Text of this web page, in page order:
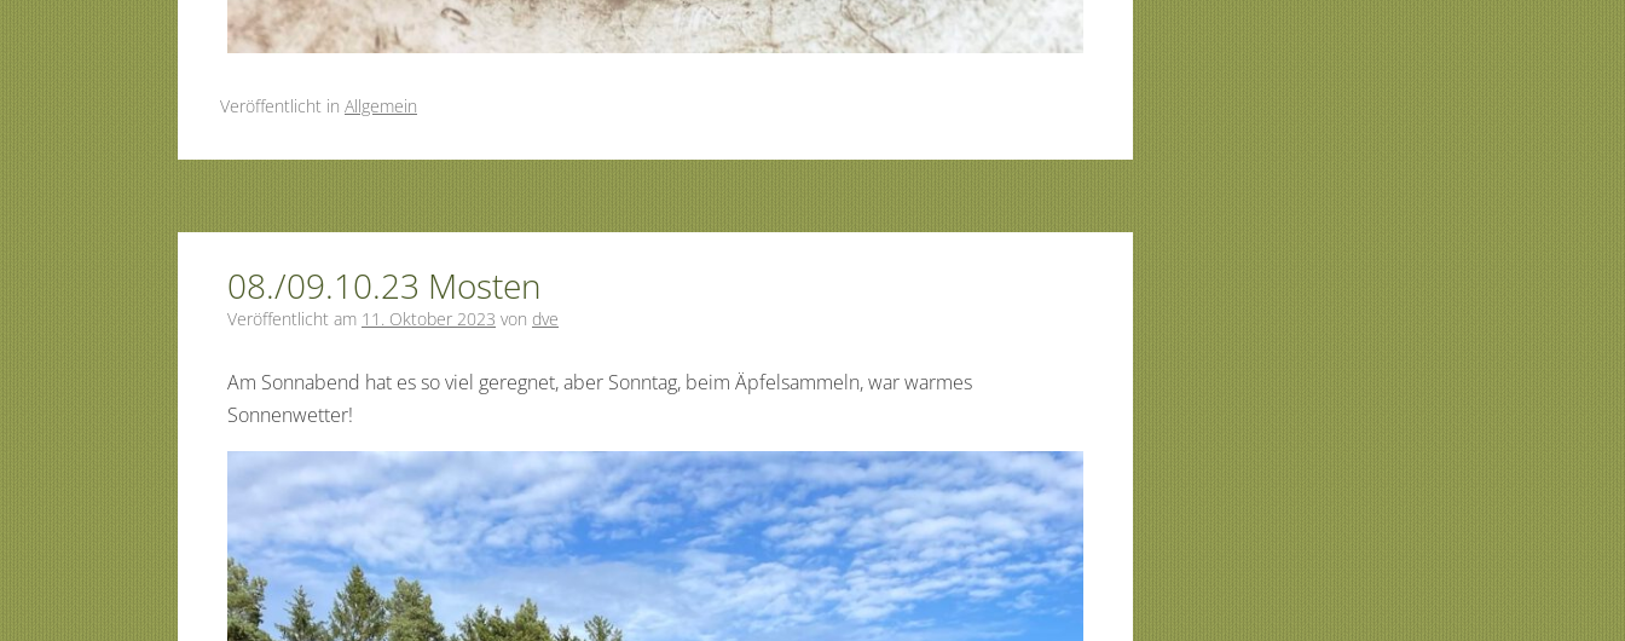
Veröffentlicht in Allgemein
08./09.10.23 Mosten
Veröffentlicht am 11. Oktober 2023 von dve
Am Sonnabend hat es so viel geregnet, aber Sonntag, beim Äpfelsammeln, war warmes
Sonnenwetter!